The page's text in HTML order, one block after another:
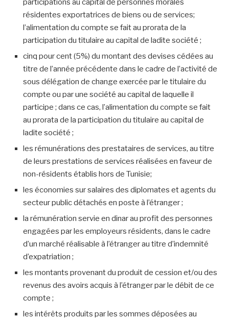
résidentes exportatrices de biens ou de services;
l’alimentation du compte se fait au prorata de la
participation du titulaire au capital de ladite société ;
cinq pour cent (5%) du montant des devises cédées au
titre de l’année précédente dans le cadre de l’activité de
sous délégation de change exercée par le titulaire du
compte ou par une société au capital de laquelle il
participe ; dans ce cas, l’alimentation du compte se fait
au prorata de la participation du titulaire au capital de
ladite société ;
les rémunérations des prestataires de services, au titre
de leurs prestations de services réalisées en faveur de
non-résidents établis hors de Tunisie;
les économies sur salaires des diplomates et agents du
secteur public détachés en poste à l’étranger ;
la rémunération servie en dinar au profit des personnes
engagées par les employeurs résidents, dans le cadre
d’un marché réalisable à l’étranger au titre d’indemnité
d’expatriation ;
les montants provenant du produit de cession et/ou des
revenus des avoirs acquis à l’étranger par le débit de ce
compte ;
les intérêts produits par les sommes déposées au